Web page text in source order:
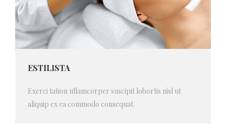
ESTILISTA
Exerci tation ullamcorper suscipit lobortis nisl ut
aliquip ex ea commodo consequat.